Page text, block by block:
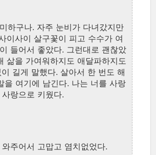
하구나. 자주 눈비가 다녀갔지만
이사이 살구꽃이 피고 수수가 여
들어서 좋았다. 그런대로 괜찮았
삶을 가여워하지도 애달파하지도
길게 말했다. 살아서 한 번도 해
을 여기에 남긴다. 나는 너를 사랑
랑으로 키웠다.
주어서 고맙고 염치없었다.